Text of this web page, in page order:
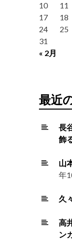
« 2月
10
11
17
18
24
25
31
最近
長
飾
山
年
久
高
ン